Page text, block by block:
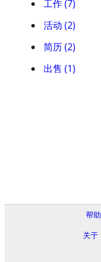
工作 (7)
活动 (2)
简历 (2)
出售 (1)
帮助
关于